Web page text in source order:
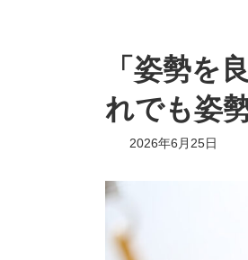
「姿勢を
れでも姿
2026年6月25日